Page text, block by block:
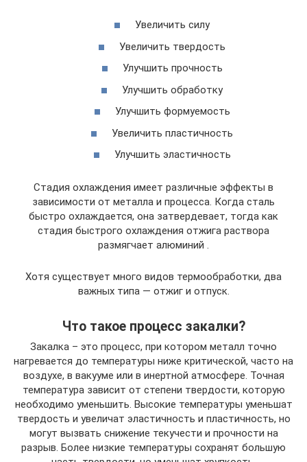
Увеличить силу
Увеличить твердость
Улучшить прочность
Улучшить обработку
Улучшить формуемость
Увеличить пластичность
Улучшить эластичность
Стадия охлаждения имеет различные эффекты в
зависимости от металла и процесса. Когда сталь
быстро охлаждается, она затвердевает, тогда как
стадия быстрого охлаждения отжига раствора
размягчает алюминий .
Хотя существует много видов термообработки, два
важных типа — отжиг и отпуск.
Что такое процесс закалки?
Закалка – это процесс, при котором металл точно
нагревается до температуры ниже критической, часто на
воздухе, в вакууме или в инертной атмосфере. Точная
температура зависит от степени твердости, которую
необходимо уменьшить. Высокие температуры уменьшат
твердость и увеличат эластичность и пластичность, но
могут вызвать снижение текучести и прочности на
разрыв. Более низкие температуры сохранят большую